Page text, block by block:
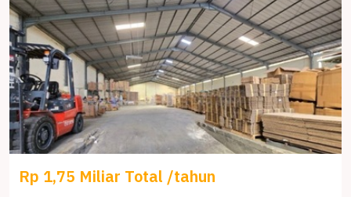
Rp 1,75 Miliar Total /tahun